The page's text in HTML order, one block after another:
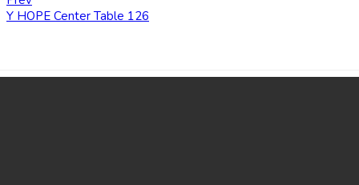
Y HOPE Center Table 126